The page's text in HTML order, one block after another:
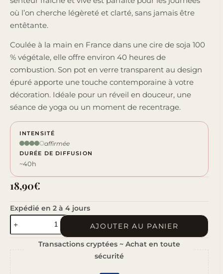
où l’on cherche légèreté et clarté, sans jamais être
entêtante.
Coulée à la main en France dans une cire de soja 100
% végétale, elle offre environ 40 heures de
combustion. Son pot en verre transparent au design
épuré apporte une touche contemporaine à votre
décoration. Idéale pour un réveil en douceur, une
séance de yoga ou un moment de recentrage.
INTENSITÉ
affirmée
DURÉE DE DIFFUSION
~40h
18,90€
Expédié en 2 à 4 jours
de
Énergisant
AJOUTER AU PANIER
Transactions cryptées ~ Achat en toute
sécurité